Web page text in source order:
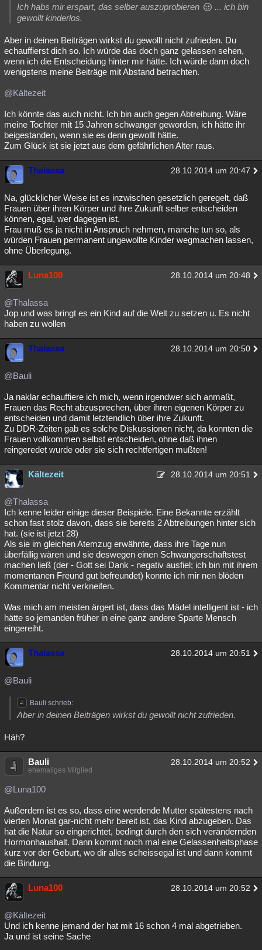
Ich habs mir erspart, das selber auszuprobieren
... ich bin
gewollt kinderlos.
Aber in deinen Beiträgen wirkst du gewollt nicht zufrieden. Du
echauffierst dich so. Ich würde das doch ganz gelassen sehen,
wenn ich die Entscheidung hinter mir hätte. Ich würde dann doch
wenigstens meine Beiträge mit Abstand betrachten.
@Kältezeit
Ich könnte das auch nicht. Ich bin auch gegen Abtreibung. Wäre
meine Tochter mit 15 Jahren schwanger geworden, ich hätte ihr
beigestanden, wenn sie es denn gewollt hätte.
Zum Glück ist sie jetzt aus dem gefährlichen Alter raus.
Thalassa 28.10.2014 um 20:47
Na, glücklicher Weise ist es inzwischen gesetzlich geregelt, daß
Frauen über ihren Körper und ihre Zukunft selber entscheiden
können, egal, wer dagegen ist.
Frau muß es ja nicht in Anspruch nehmen, manche tun so, als
würden Frauen permanent ungewollte Kinder wegmachen lassen,
ohne Überlegung.
Luna100 28.10.2014 um 20:48
@Thalassa
Jop und was bringt es ein Kind auf die Welt zu setzen u. Es nicht
haben zu wollen
Thalassa 28.10.2014 um 20:50
@Bauli
Ja naklar echauffiere ich mich, wenn irgendwer sich anmaßt,
Frauen das Recht abzusprechen, über ihren eigenen Körper zu
entscheiden und damit letztendlich über ihre Zukunft.
Zu DDR-Zeiten gab es solche Diskussionen nicht, da konnten die
Frauen vollkommen selbst entscheiden, ohne daß ihnen
reingeredet wurde oder sie sich rechtfertigen mußten!
Kältezeit 28.10.2014 um 20:51
@Thalassa
Ich kenne leider einige dieser Beispiele. Eine Bekannte erzählt
schon fast stolz davon, dass sie bereits 2 Abtreibungen hinter sich
hat. (sie ist jetzt 28)
Als sie im gleichen Atemzug erwähnte, dass ihre Tage nun
überfällig wären und sie deswegen einen Schwangerschaftstest
machen ließ (der - Gott sei Dank - negativ ausfiel; ich bin mit ihrem
momentanen Freund gut befreundet) konnte ich mir nen blöden
Kommentar nicht verkneifen.
Was mich am meisten ärgert ist, dass das Mädel intelligent ist - ich
hätte so jemanden früher in eine ganz andere Sparte Mensch
eingereiht.
Thalassa 28.10.2014 um 20:51
@Bauli
Bauli schrieb:
Aber in deinen Beiträgen wirkst du gewollt nicht zufrieden.
Häh?
Bauli 28.10.2014 um 20:52
ehemaliges Mitglied
@Luna100
Außerdem ist es so, dass eine werdende Mutter spätestens nach
vierten Monat gar-nicht mehr bereit ist, das Kind abzugeben. Das
hat die Natur so eingerichtet, bedingt durch den sich verändernden
Hormonhaushalt. Dann kommt noch mal eine Gelassenheitsphase
kurz vor der Geburt, wo dir alles scheissegal ist und dann kommt
die Bindung.
Luna100 28.10.2014 um 20:52
@Kältezeit
Und ich kenne jemand der hat mit 16 schon 4 mal abgetrieben.
Ja und ist seine Sache